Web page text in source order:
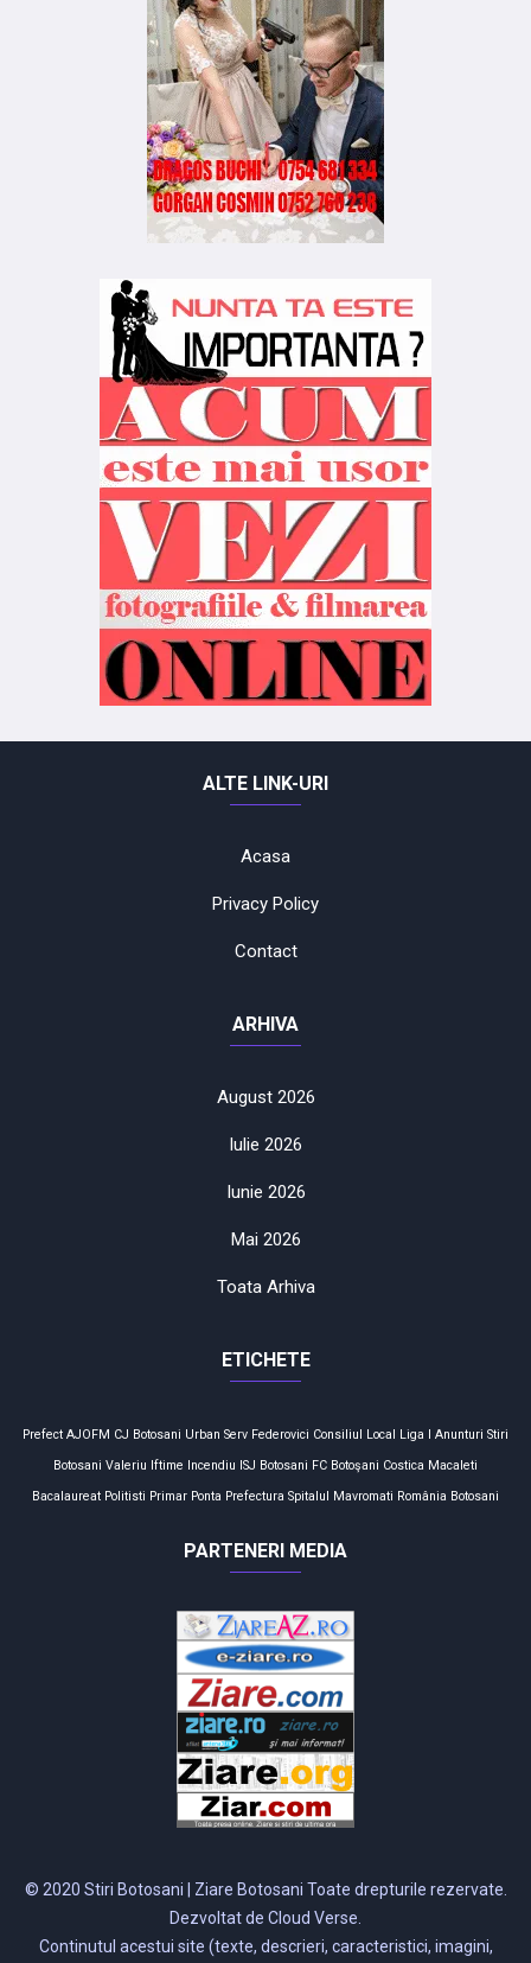
ALTE LINK-URI
Acasa
Privacy Policy
Contact
ARHIVA
August 2026
Iulie 2026
Iunie 2026
Mai 2026
Toata Arhiva
ETICHETE
Prefect AJOFM CJ Botosani Urban Serv Federovici Consiliul Local Liga I Anunturi Stiri
Botosani Valeriu Iftime Incendiu ISJ Botosani FC Botoşani Costica Macaleti
Bacalaureat Politisti Primar Ponta Prefectura Spitalul Mavromati România Botosani
PARTENERI MEDIA
© 2020 Stiri Botosani | Ziare Botosani Toate drepturile rezervate.
Dezvoltat de Cloud Verse.
Continutul acestui site (texte, descrieri, caracteristici, imagini,